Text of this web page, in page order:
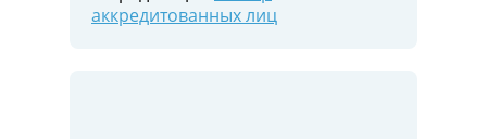
аккредитованных лиц